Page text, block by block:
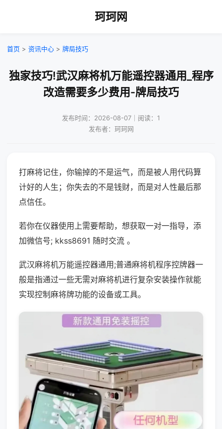
珂珂网
首页 > 资讯中心 > 牌局技巧
独家技巧!武汉麻将机万能遥控器通用_程序
改造需要多少费用-牌局技巧
发布时间：2026-08-07｜阅读：1
发布者：珂珂网
打麻将记住，你输掉的不是运气，而是被人用代码算
计好的人生；你失去的不是钱财，而是对人性最后那
点信任。
若你在仪器使用上需要帮助，想获取一对一指导，添
加微信号; kkss8691 随时交流 。
武汉麻将机万能遥控器通用;普通麻将机程序控牌器一
般是指通过一些无需对麻将机进行复杂安装操作就能
实现控制麻将牌功能的设备或工具。